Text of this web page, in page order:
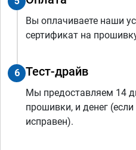
Вы оплачиваете наши
сертификат на
6 Тест-драйв
Мы предоставляем 14
прошивки, и денег
исправен).